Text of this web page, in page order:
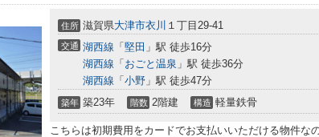
住所 滋賀県大津市衣川 １丁目29-41
交通 湖西線 「 堅田 」駅 徒歩16分
湖西線 「 おごと温泉 」駅 徒歩36分
湖西線 「 小野 」駅 徒歩47分
築年 築23年 階数 2階建 構造 軽量鉄骨
こちらは初期費用をカードでお支払いいただける物件な